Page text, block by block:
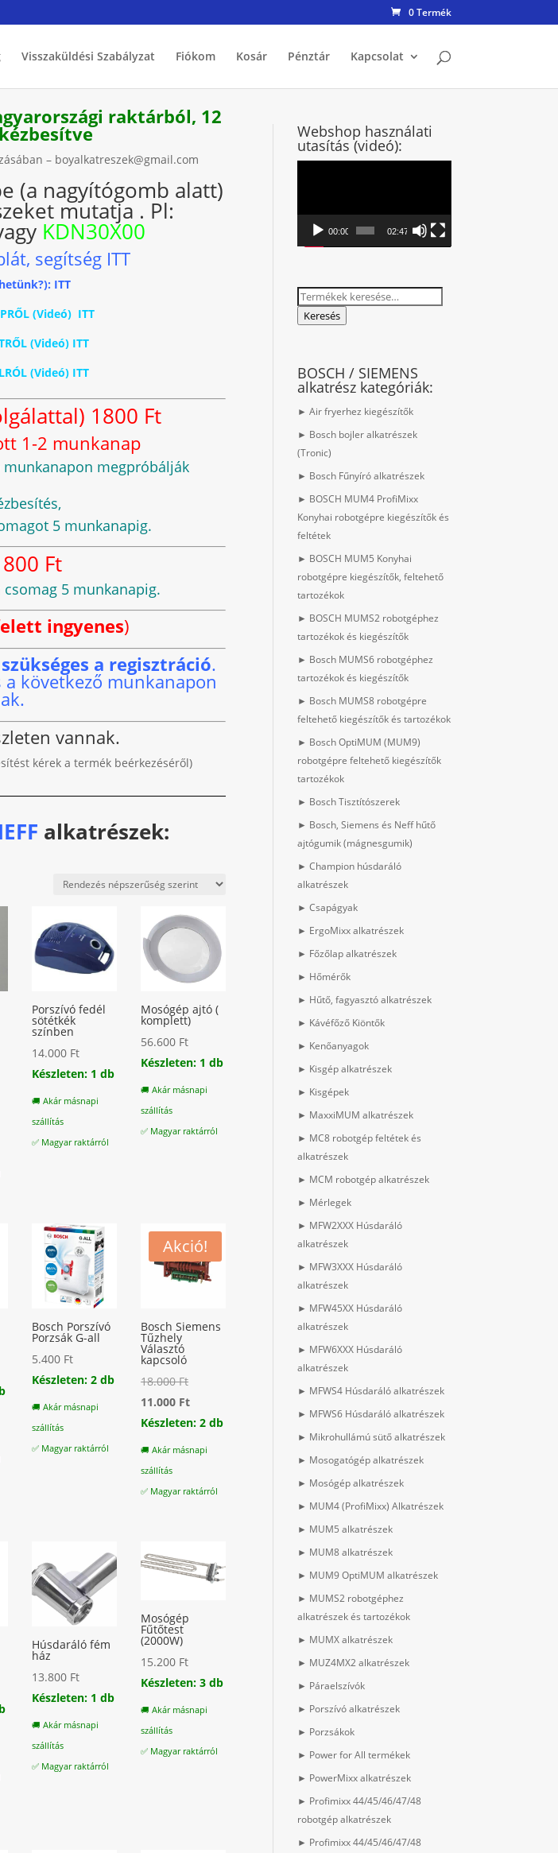
0 Termék
Visszaküldési Szabályzat Fiókom Kosár Pénztár Kapcsolat
raktárból, 12
– boyalkatreszek@gmail.com
(a nagyítógomb alatt)
mutatja . Pl:
KDN30X00
segítség ITT
ITT
(Videó) ITT
(Videó) ITT
(Videó) ITT
1800 Ft
1-2 munkanap
munkanapon megpróbálják
5 munkanapig.
Ft
5 munkanapig.
ingyenes)
a regisztráció.
következő munkanapon
vannak.
kérek a termék beérkezéséről)
alkatrészek:
Porszívó fedél
sötétkék
színben
14.000 Ft
Készleten: 1 db
🚚 Akár másnapi
szállítás
✅ Magyar raktárról
Mosógép ajtó (
komplett)
56.600 Ft
Készleten: 1 db
🚚 Akár másnapi
szállítás
✅ Magyar raktárról
Bosch Porszívó
Porzsák G-all
5.400 Ft
Készleten: 2 db
🚚 Akár másnapi
szállítás
✅ Magyar raktárról
Akció!
Bosch Siemens
Tűzhely
Választó
kapcsoló
18.000FtOriginal
price
was:
11.000 FtCurrent
price
Készleten: 2 db
🚚 Akár másnapi
szállítás
✅ Magyar raktárról
Húsdaráló fém
ház
13.800 Ft
Készleten: 1 db
🚚 Akár másnapi
szállítás
✅ Magyar raktárról
Mosógép
Fűtőtest
(2000W)
15.200 Ft
Készleten: 3 db
🚚 Akár másnapi
szállítás
✅ Magyar raktárról
Webshop használati
utasítás (videó):
00:00 02:47
Keresés
Keresés
BOSCH / SIEMENS
alkatrész kategóriák:
► Air fryerhez kiegészítők
► Bosch bojler alkatrészek
(Tronic)
► Bosch Fűnyíró alkatrészek
► BOSCH MUM4 ProfiMixx
Konyhai robotgépre kiegészítők és
feltétek
► BOSCH MUM5 Konyhai
robotgépre kiegészítők, feltehető
tartozékok
► BOSCH MUMS2 robotgéphez
tartozékok és kiegészítők
► Bosch MUMS6 robotgéphez
tartozékok és kiegészítők
► Bosch MUMS8 robotgépre
feltehető kiegészítők és tartozékok
► Bosch OptiMUM (MUM9)
robotgépre feltehető kiegészítők
tartozékok
► Bosch Tisztítószerek
► Bosch, Siemens és Neff hűtő
ajtógumik (mágnesgumik)
► Champion húsdaráló
alkatrészek
► Csapágyak
► ErgoMixx alkatrészek
► Főzőlap alkatrészek
► Hőmérők
► Hűtő, fagyasztó alkatrészek
► Kávéfőző Kiöntők
► Kenőanyagok
► Kisgép alkatrészek
► Kisgépek
► MaxxiMUM alkatrészek
► MC8 robotgép feltétek és
alkatrészek
► MCM robotgép alkatrészek
► Mérlegek
► MFW2XXX Húsdaráló
alkatrészek
► MFW3XXX Húsdaráló
alkatrészek
► MFW45XX Húsdaráló
alkatrészek
► MFW6XXX Húsdaráló
alkatrészek
► MFWS4 Húsdaráló alkatrészek
► MFWS6 Húsdaráló alkatrészek
► Mikrohullámú sütő alkatrészek
► Mosogatógép alkatrészek
► Mosógép alkatrészek
► MUM4 (ProfiMixx) Alkatrészek
► MUM5 alkatrészek
► MUM8 alkatrészek
► MUM9 OptiMUM alkatrészek
► MUMS2 robotgéphez
alkatrészek és tartozékok
► MUMX alkatrészek
► MUZ4MX2 alkatrészek
► Páraelszívók
► Porszívó alkatrészek
► Porzsákok
► Power for All termékek
► PowerMixx alkatrészek
► Profimixx 44/45/46/47/48
robotgép alkatrészek
► Profimixx 44/45/46/47/48